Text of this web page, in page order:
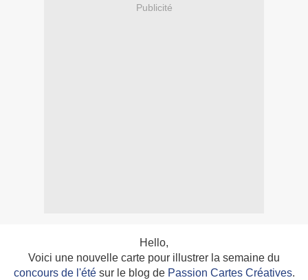
Publicité
Hello,
Voici une nouvelle carte pour illustrer la semaine du
concours de l'étésur le blog de Passion Cartes Créatives.